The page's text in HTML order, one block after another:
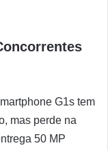
G1s tem
mas perde na
50 MP